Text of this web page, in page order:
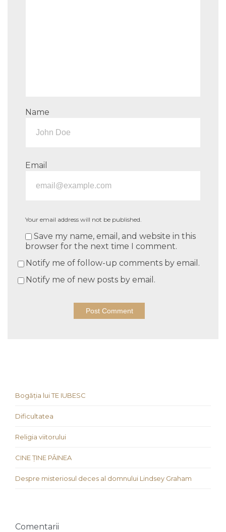
Name
Email
Your email address will not be published.
Save my name, email, and website in this
browser for the next time I comment.
Notify me of follow-up comments by email.
Notify me of new posts by email.
Bogăția lui TE IUBESC
Dificultatea
Religia viitorului
CINE ȚINE PÂINEA
Despre misteriosul deces al domnului Lindsey Graham
Comentarii